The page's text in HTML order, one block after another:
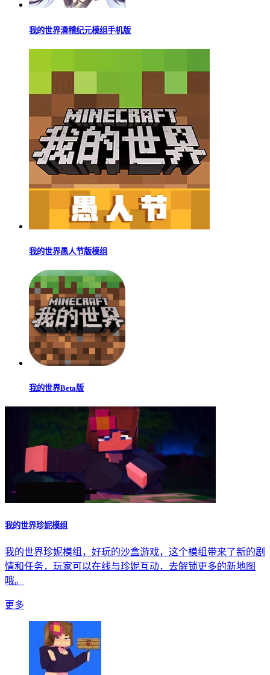
我的世界滑稽纪元模组手机版
我的世界愚人节版模组
我的世界Beta版
我的世界珍妮模组
我的世界珍妮模组，好玩的沙盒游戏，这个模组带来了新的剧
情和任务，玩家可以在线与珍妮互动，去解锁更多的新地图
哦。
更多